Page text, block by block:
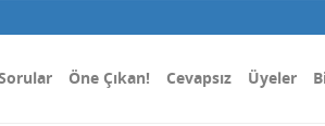
Öne Çıkan! Cevapsız Üyeler